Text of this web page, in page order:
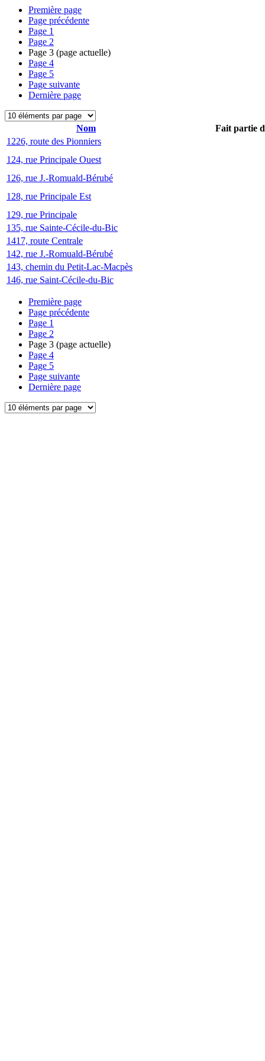
Première page
Page précédente
Page 1
Page 2
Page 3 (page actuelle)
Page 4
Page 5
Page suivante
Dernière page
Nom
Fait partie
1226, route des Pionniers
124, rue Principale Ouest
126, rue J.-Romuald-Bérubé
128, rue Principale Est
129, rue Principale
135, rue Sainte-Cécile-du-Bic
1417, route Centrale
142, rue J.-Romuald-Bérubé
143, chemin du Petit-Lac-Macpès
146, rue Saint-Cécile-du-Bic
Première page
Page précédente
Page 1
Page 2
Page 3 (page actuelle)
Page 4
Page 5
Page suivante
Dernière page